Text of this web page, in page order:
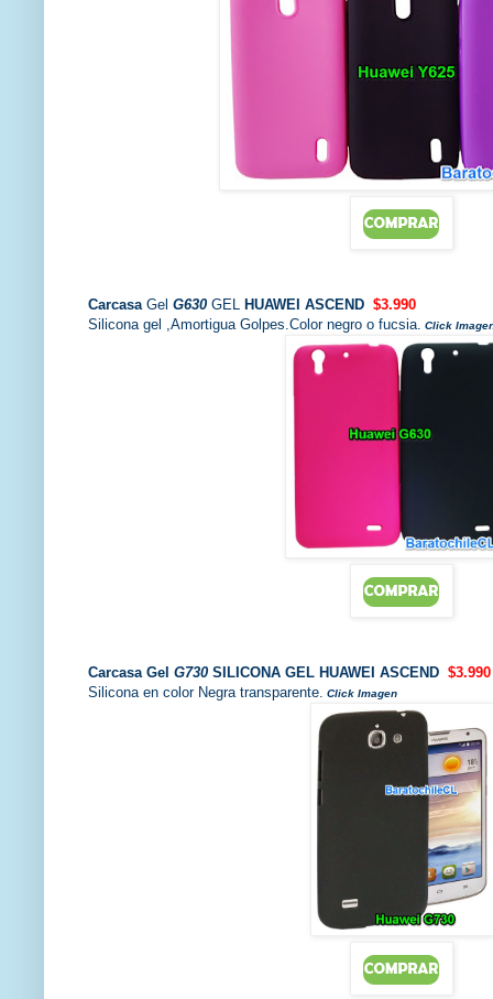
Carcasa Gel G630 GEL HUAWEI ASCEND $3.990
Silicona gel ,Amortigua Golpes.Color negro o fucsia. Click
Carcasa Gel G730 SILICONA GEL HUAWEI ASCEND $3.990
Silicona en color Negra transparente. Click Imagen